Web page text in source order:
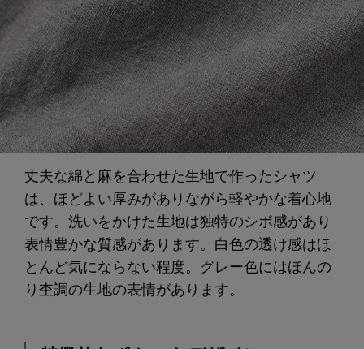
丈夫な綿と麻を合わせた生地で作ったシャツ
は、ほどよい厚みがありながら軽やかな着心地
です。洗いをかけた生地は独特のシボ感があり
表情豊かな質感があります。白色の透け感はほ
とんど気にならない程度。グレー色にはほんの
り杢調の生地の表情があります。